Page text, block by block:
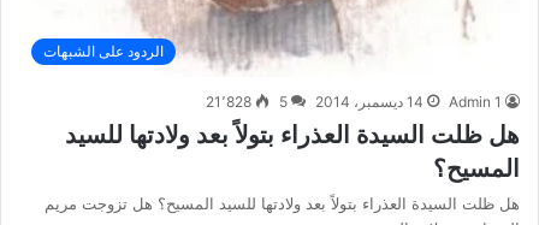
الردود على الشبهات
Admin 1 14 ديسمبر، 2014 5 21٬828
هل ظلت السيدة العذراء بتولاً بعد ولادتها للسيد
المسيح؟
هل ظلت السيدة العذراء بتولاً بعد ولادتها للسيد المسيح؟ هل تزوجت مريم